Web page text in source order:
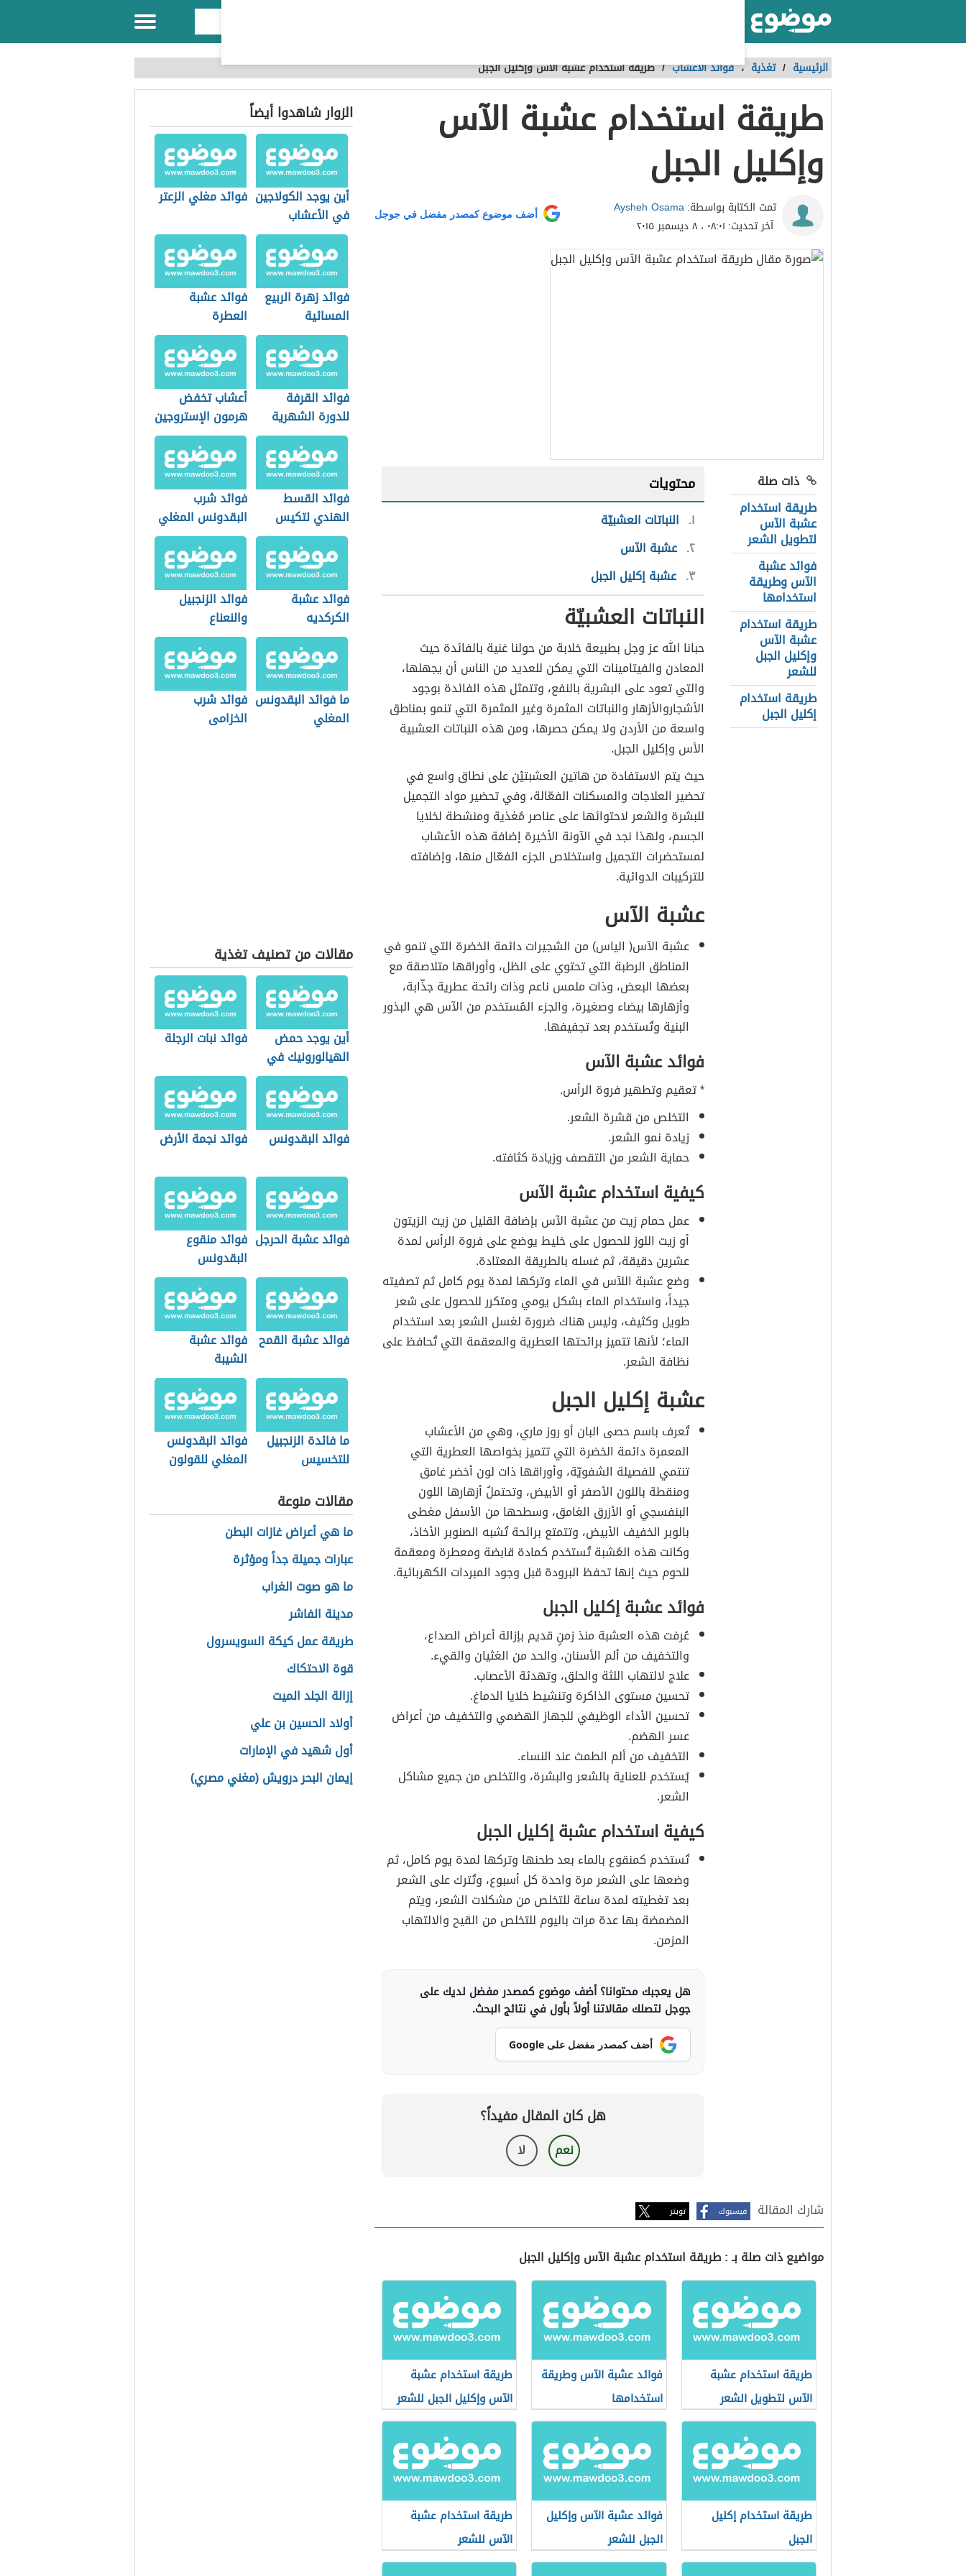
الرئيسية / تغذية ،فوائد الأعشاب /طريقة استخدام عشبة الآس وإكليل الجبل
طريقة استخدام عشبة الآس
وإكليل الجبل
تمت الكتابة بواسطة:Aysheh Osama
آخر تحديث: ٠٨:٠١ ، ٨ ديسمبر ٢٠١٥
أضف موضوع كمصدر مفضل في جوجل
ذات صلة
طريقة استخدام
عشبة الآس
لتطويل الشعر
فوائد عشبة
الآس وطريقة
استخدامها
طريقة استخدام
عشبة الآس
وإكليل الجبل
للشعر
طريقة استخدام
إكليل الجبل
محتويات
١ النباتات العشبيّة
٢ عشبة الآس
٣ عشبة إكليل الجبل
النباتات العشبيّة
حبانا الله عز وجل بطبيعة خلابة من حولنا غنية بالفائدة حيث
المعادن والفيتامينات التي يمكن للعديد من الناس أن يجهلها،
والتي تعود على البشرية بالنفع، وتتمثل هذه الفائدة بوجود
الأشجاروالأزهار والنباتات المثمرة وغير المثمرة التي تنمو بمناطق
واسعة من الأردن ولا يمكن حصرها، ومن هذه النباتات العشبية
الأس وإكليل الجبل.
حيث يتم الاستفادة من هاتين العشبتيْن على نطاق واسع في
تحضير العلاجات والمسكنات الفعّالة، وفي تحضير مواد التجميل
للبشرة والشعر لاحتوائها على عناصر مُغذية ومنشطة لخلايا
الجسم، ولهذا نجد في الآونة الأخيرة إضافة هذه الأعشاب
لمستحضرات التجميل واستخلاص الجزء الفعّال منها، وإضافته
للتركيبات الدوائية.
عشبة الآس
عشبة الآس( الياس) من الشجيرات دائمة الخضرة التي تنمو في
المناطق الرطبة التي تحتوي على الظل، وأوراقها متلاصقة مع
بعضها البعض، وذات ملمس ناعم وذات رائحة عطرية جذّابة،
وأزهارها بيضاء وصغيرة، والجزء المُستخدم من الآس هي البذور
البنية وتُستخدم بعد تجفيفها.
فوائد عشبة الآس
* تعقيم وتطهير فروة الرأس.
التخلص من قشرة الشعر.
زيادة نمو الشعر.
حماية الشعر من التقصف وزيادة كثافته.
كيفية استخدام عشبة الآس
عمل حمام زيت من عشبة الآس بإضافة القليل من زيت الزيتون
أو زيت اللوز للحصول على خليط يوضع على فروة الرأس لمدة
عشرين دقيقة، ثم غسله بالطريقة المعتادة.
وضع عشبة اللآس في الماء وتركها لمدة يوم كامل ثم تصفيته
جيداً، واستخدام الماء بشكل يومي ومتكرر للحصول على شعر
طويل وكثيف، وليس هناك ضرورة لغسل الشعر بعد استخدام
الماء؛ لأنها تتميز برائحتها العطرية والمعقمة التي تُحافظ على
نظافة الشعر.
عشبة إكليل الجبل
تُعرف باسم حصى البان أو روز ماري، وهي من الأعشاب
المعمرة دائمة الخضرة التي تتميز بخواصها العطرية التي
تنتمي للفصيلة الشفويّة، وأوراقها ذات لون أخضر غامق
ومنقطة باللون الأصفر أو الأبيض، وتحتملُ أزهارها اللون
البنفسجي أو الأزرق الغامق، وسطحها من الأسفل مغطى
بالوبر الخفيف الأبيض، وتتمتع برائحة تُشبه الصنوبر الأخاذ،
وكانت هذه العُشبة تُستخدم كمادة قابضة ومعطرة ومعقمة
للحوم حيث إنها تحفظ البرودة قبل وجود المبردات الكهربائية.
فوائد عشبة إكليل الجبل
عُرفت هذه العشبة منذ زمنٍ قديم بإزالة أعراض الصداع،
والتخفيف من ألم الأسنان، والحد من الغثيان والقيء.
علاج لالتهاب اللثة والحلق، وتهدئة الأعصاب.
تحسين مستوى الذاكرة وتنشيط خلايا الدماغ.
تحسين الأداء الوظيفي للجهاز الهضمي والتخفيف من أعراض
عسر الهضم.
التخفيف من ألم الطمث عند النساء.
يُستخدم للعناية بالشعر والبشرة، والتخلص من جميع مشاكل
الشعر.
كيفية استخدام عشبة إكليل الجبل
تُستخدم كمنقوع بالماء بعد طحنها وتركها لمدة يوم كامل، ثم
وضعها على الشعر مرة واحدة كل أسبوع، وتُترك على الشعر
بعد تغطيته لمدة ساعة للتخلص من مشكلات الشعر، ويتم
المضمضة بها عدة مرات باليوم للتخلص من القيح والالتهاب
المزمن.
هل يعجبك محتوانا؟ أضف موضوع كمصدر مفضل لديك على
جوجل لتصلك مقالاتنا أولاً بأول في نتائج البحث.
أضف كمصدر مفضل على Google
هل كان المقال مفيداً؟
نعم لا
شارك المقالة فيسبوك تويتر
مواضيع ذات صلة بـ : طريقة استخدام عشبة الآس وإكليل الجبل
طريقة استخدام عشبة
الآس لتطويل الشعر
فوائد عشبة الآس وطريقة
استخدامها
طريقة استخدام عشبة
الآس وإكليل الجبل للشعر
طريقة استخدام إكليل
الجبل
فوائد عشبة الآس وإكليل
الجبل للشعر
طريقة استخدام عشبة
الآس للشعر
الزوار شاهدوا أيضاً
أين يوجد الكولاجين
في الأعشاب
فوائد مغلي الزعتر
فوائد زهرة الربيع
المسائية
فوائد عشبة
العطرة
فوائد القرفة
للدورة الشهرية
أعشاب تخفض
هرمون الإستروجين
فوائد القسط
الهندي لتكيس
المبايض
فوائد شرب
البقدونس المغلي
فوائد عشبة
الكركديه
فوائد الزنجبيل
والنعناع
ما فوائد البقدونس
المغلي
فوائد شرب
الخزامى
مقالات من تصنيف تغذية
أين يوجد حمض
الهيالورونيك في
الأعشاب
فوائد نبات الرجلة
فوائد البقدونس فوائد نجمة الأرض
فوائد عشبة الحرجل فوائد منقوع
البقدونس
فوائد عشبة القمح فوائد عشبة
الشيبة
ما فائدة الزنجبيل
للتخسيس
فوائد البقدونس
المغلي للقولون
مقالات منوعة
ما هي أعراض غازات البطن
عبارات جميلة جداً ومؤثرة
ما هو صوت الغراب
مدينة الفاشر
طريقة عمل كيكة السويسرول
قوة الاحتكاك
إزالة الجلد الميت
أولاد الحسين بن علي
أول شهيد في الإمارات
إيمان البحر درويش (مغني مصري)